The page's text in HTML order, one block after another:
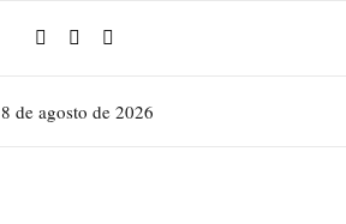
8 de agosto de 2026